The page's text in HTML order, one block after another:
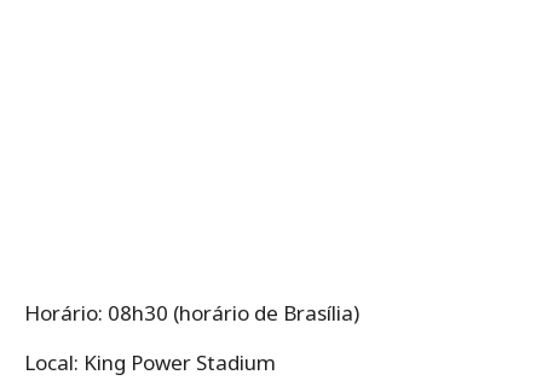
Horário: 08h30 (horário de Brasília)
Local: King Power Stadium